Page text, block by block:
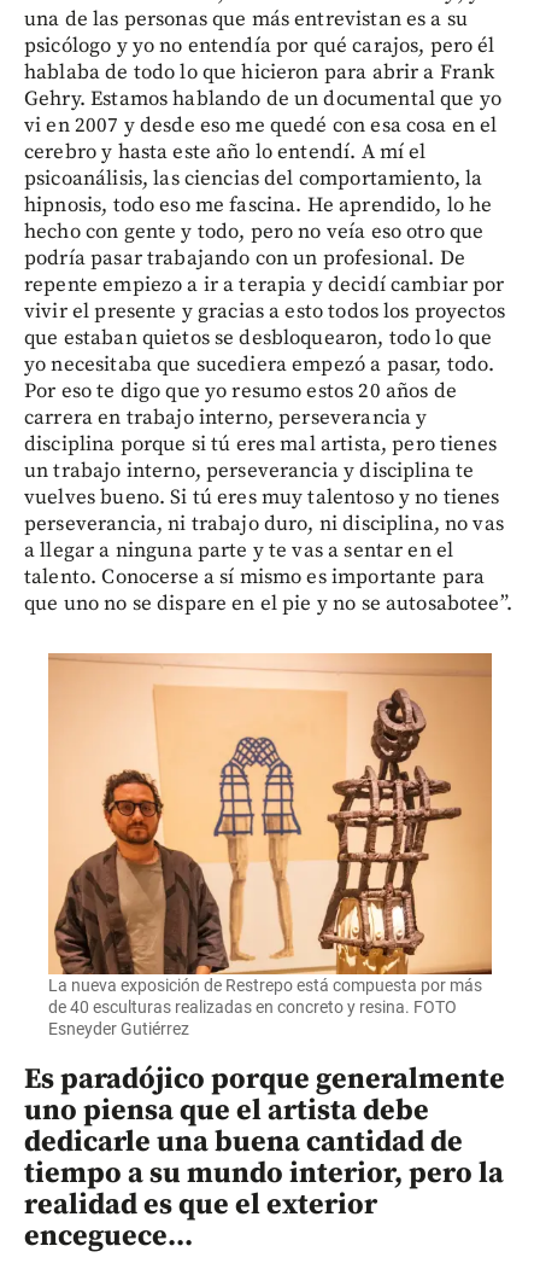
una de las personas que más entrevistan es a su
psicólogo y yo no entendía por qué carajos, pero él
hablaba de todo lo que hicieron para abrir a Frank
Gehry. Estamos hablando de un documental que yo
vi en 2007 y desde eso me quedé con esa cosa en el
cerebro y hasta este año lo entendí. A mí el
psicoanálisis, las ciencias del comportamiento, la
hipnosis, todo eso me fascina. He aprendido, lo he
hecho con gente y todo, pero no veía eso otro que
podría pasar trabajando con un profesional. De
repente empiezo a ir a terapia y decidí cambiar por
vivir el presente y gracias a esto todos los proyectos
que estaban quietos se desbloquearon, todo lo que
yo necesitaba que sucediera empezó a pasar, todo.
Por eso te digo que yo resumo estos 20 años de
carrera en trabajo interno, perseverancia y
disciplina porque si tú eres mal artista, pero tienes
un trabajo interno, perseverancia y disciplina te
vuelves bueno. Si tú eres muy talentoso y no tienes
perseverancia, ni trabajo duro, ni disciplina, no vas
a llegar a ninguna parte y te vas a sentar en el
talento. Conocerse a sí mismo es importante para
que uno no se dispare en el pie y no se autosabotee”.
La nueva exposición de Restrepo está compuesta por más
de 40 esculturas realizadas en concreto y resina. FOTO
Esneyder Gutiérrez
Es paradójico porque generalmente
uno piensa que el artista debe
dedicarle una buena cantidad de
tiempo a su mundo interior, pero la
realidad es que el exterior
enceguece...